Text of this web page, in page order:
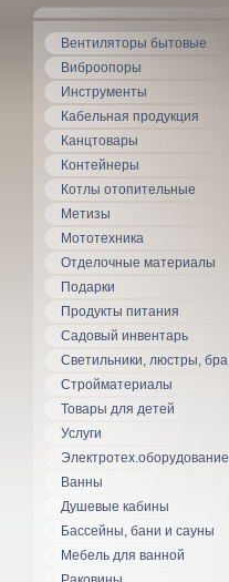
Вентиляторы бытовые
Виброопоры
Инструменты
Кабельная продукция
Канцтовары
Контейнеры
Котлы отопительные
Метизы
Мототехника
Отделочные материалы
Подарки
Продукты питания
Садовый инвентарь
Светильники, люстры, бра
Стройматериалы
Товары для детей
Услуги
Электротех.оборудование
Ванны
Душевые кабины
Бассейны, бани и сауны
Мебель для ванной